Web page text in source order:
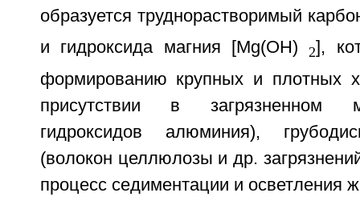
образуется труднорастворимый
и гидроксида магния [Mg(OH) 2],
формированию крупных и плотных
присутствии в загрязненном
гидроксидов алюминия),
(волокон целлюлозы и др.
процесс седиментации и осветления